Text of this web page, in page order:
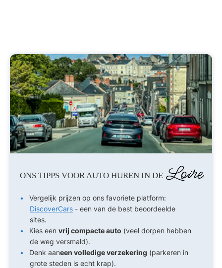
ONS TIPPS VOOR AUTO HUREN IN DE Loire
Vergelijk prijzen op ons favoriete platform:
DiscoverCars - een van de best beoordeelde
sites.
Kies een vrij compacte auto (veel dorpen hebben
de weg versmald).
Denk aaneen volledige verzekering (parkeren in
grote steden is echt krap).